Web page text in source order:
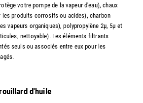
votre pompe de la vapeur d'eau), chaux
les produits corrosifs ou acides), charbon
vapeurs organiques), polypropylène 2µ, 5µ et
nettoyable). Les éléments filtrants
seuls ou associés entre eux pour les
d'huile